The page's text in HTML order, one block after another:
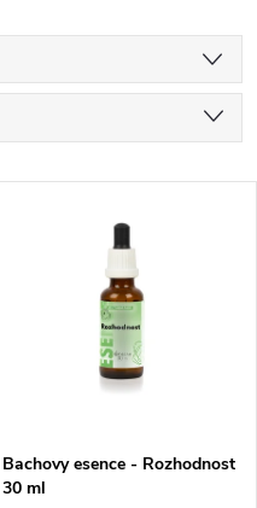
Bachovy esence - Rozhodnost
30 ml